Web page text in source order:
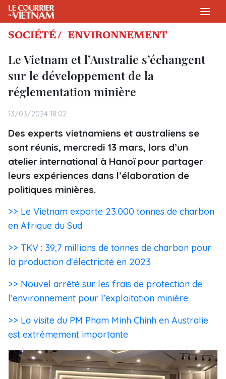
SOCIÉTÉ / ENVIRONNEMENT
Le Vietnam et l’Australie s’échangent
sur le développement de la
réglementation minière
13/03/2024 18:02
Des experts vietnamiens et australiens se
sont réunis, mercredi 13 mars, lors d’un
atelier international à Hanoï pour partager
leurs expériences dans l’élaboration de
politiques minières.
>> Le Vietnam exporte 23.000 tonnes de charbon
en Afrique du Sud
>> TKV : 39,7 millions de tonnes de charbon pour
la production d'électricité en 2023
>> Nouvel arrêté sur les frais de protection de
l’environnement pour l’exploitation minière
>> La visite du PM Pham Minh Chinh en Australie
est extrêmement importante